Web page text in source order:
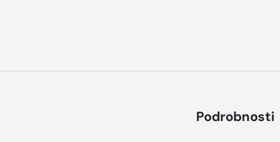
Podrobnosti